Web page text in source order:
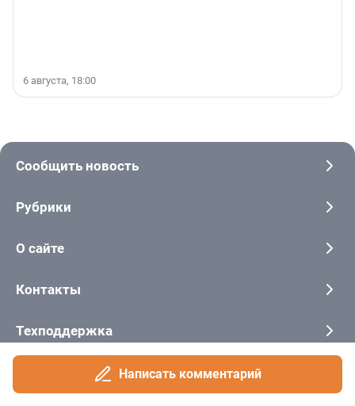
6 августа, 18:00
Сообщить новость
Рубрики
О сайте
Контакты
Техподдержка
Написать комментарий